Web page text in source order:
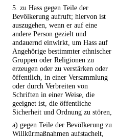
5. zu Hass gegen Teile der
Bevölkerung aufruft; hiervon ist
auszugehen, wenn er auf eine
andere Person gezielt und
andauernd einwirkt, um Hass auf
Angehörige bestimmter ethnischer
Gruppen oder Religionen zu
erzeugen oder zu verstärken oder
öffentlich, in einer Versammlung
oder durch Verbreiten von
Schriften in einer Weise, die
geeignet ist, die öffentliche
Sicherheit und Ordnung zu stören,
a) gegen Teile der Bevölkerung zu
Willkürmaßnahmen aufstachelt,